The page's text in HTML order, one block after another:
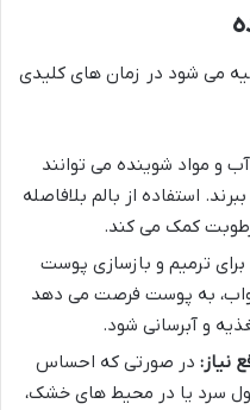
می شود در زمان های کلیدی
آب و مواد شوینده می توانند
استفاده از بالم بلافاصله
کمک می کند.
ترمیم و بازسازی پوست
به پوست فرصت می دهد
و آبرسانی شود.
نیاز: در صورتی که احساس
سرد یا در محیط های خشک،